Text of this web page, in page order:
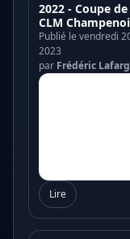
2022 - Coupe
CLM
Publié le vendredi
2023
par Frédéric
Lire